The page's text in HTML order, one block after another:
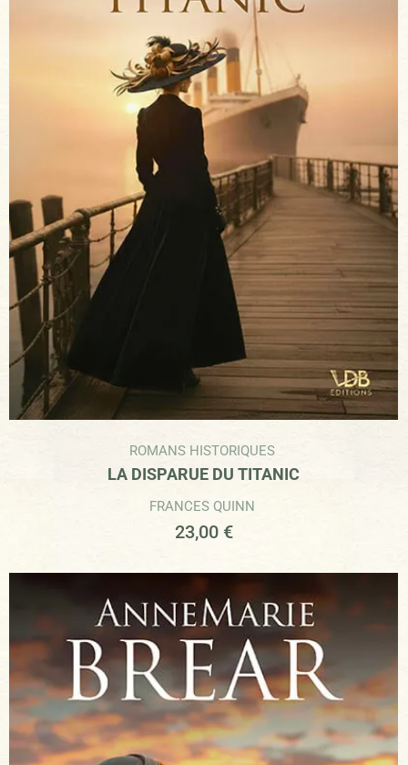
ROMANS HISTORIQUES
LA DISPARUE DU TITANIC
FRANCES QUINN
23,00 €